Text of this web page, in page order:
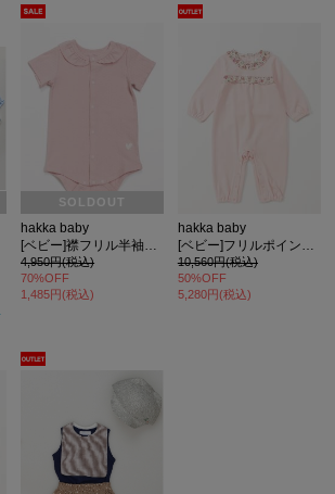
SOLDOUT
hakka baby
4,950円(税込)
70%OFF
1,485円(税込)
hakka baby
10,560円(税込)
50%OFF
5,280円(税込)